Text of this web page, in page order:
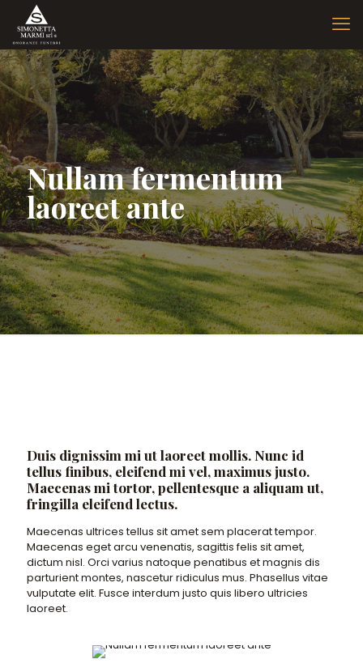
Nullam fermentum
laoreet ante
Duis dignissim mi ut laoreet mollis. Nunc id
tellus finibus, eleifend mi vel, maximus justo.
Maecenas mi tortor, pellentesque a aliquam ut,
fringilla eleifend lectus.
Maecenas ultrices tellus sit amet sem placerat tempor.
Maecenas eget arcu venenatis, sagittis felis sit amet,
dictum nisl. Orci varius natoque penatibus et magnis dis
parturient montes, nascetur ridiculus mus. Phasellus vitae
vulputate elit. Fusce interdum justo quis libero ultricies
laoreet.